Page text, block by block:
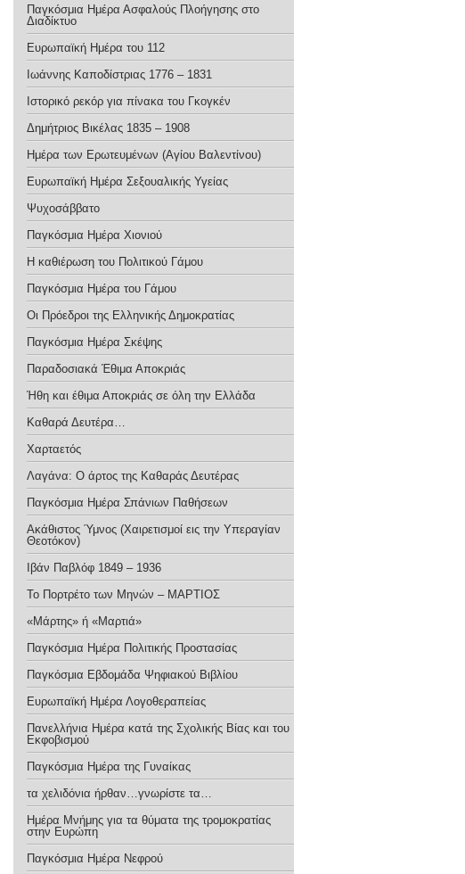
Παγκόσμια Ημέρα Ασφαλούς Πλοήγησης στο
Διαδίκτυο
Ευρωπαϊκή Ημέρα του 112
Ιωάννης Καποδίστριας 1776 – 1831
Ιστορικό ρεκόρ για πίνακα του Γκογκέν
Δημήτριος Βικέλας 1835 – 1908
Ημέρα των Ερωτευμένων (Αγίου Βαλεντίνου)
Ευρωπαϊκή Ημέρα Σεξoυαλικής Υγείας
Ψυχοσάββατο
Παγκόσμια Ημέρα Χιονιού
Η καθιέρωση του Πολιτικού Γάμου
Παγκόσμια Ημέρα του Γάμου
Οι Πρόεδροι της Ελληνικής Δημοκρατίας
Παγκόσμια Ημέρα Σκέψης
Παραδοσιακά Έθιμα Αποκριάς
Ήθη και έθιμα Αποκριάς σε όλη την Ελλάδα
Καθαρά Δευτέρα…
Χαρταετός
Λαγάνα: Ο άρτος της Καθαράς Δευτέρας
Παγκόσμια Ημέρα Σπάνιων Παθήσεων
Ακάθιστος Ύμνος (Χαιρετισμοί εις την Υπεραγίαν
Θεοτόκον)
Ιβάν Παβλόφ 1849 – 1936
Το Πορτρέτο των Μηνών – ΜΑΡΤΙΟΣ
«Μάρτης» ή «Μαρτιά»
Παγκόσμια Ημέρα Πολιτικής Προστασίας
Παγκόσμια Εβδομάδα Ψηφιακού Βιβλίου
Ευρωπαϊκή Ημέρα Λογοθεραπείας
Πανελλήνια Ημέρα κατά της Σχολικής Βίας και του
Εκφοβισμού
Παγκόσμια Ημέρα της Γυναίκας
τα χελιδόνια ήρθαν…γνωρίστε τα…
Ημέρα Μνήμης για τα θύματα της τρομοκρατίας
στην Ευρώπη
Παγκόσμια Ημέρα Νεφρού